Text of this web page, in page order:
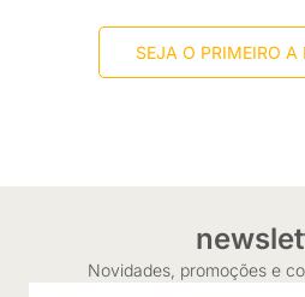
SEJA O PRIMEIRO A
Novidades, promoções e